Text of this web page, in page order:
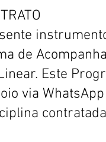
de
Este
via